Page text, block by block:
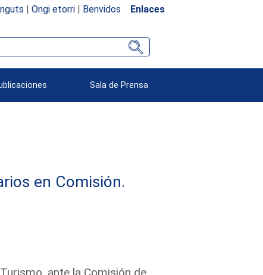
| Ongi etorri| Benvidos Enlaces
Sala de Prensa
en Comisión.
ante la Comisión de